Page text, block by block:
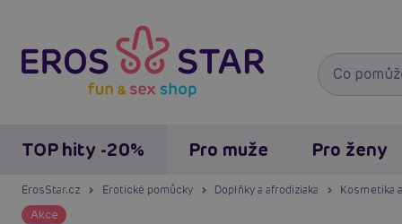
TOP hity -20% Pro muže Pro ženy
ErosStar.cz Erotické pomůcky Doplňky a afrodiziaka Kosmetika
Akce